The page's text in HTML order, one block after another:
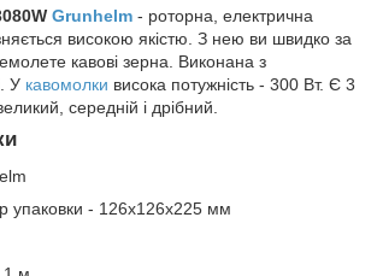
Grunhelm - роторна, електрична
високою якістю. З нею ви швидко за
кавові зерна. Виконана з
У кавомолки висока потужність - 300 Вт. Є 3
середній і дрібний.
упаковки - 126х126х225 мм